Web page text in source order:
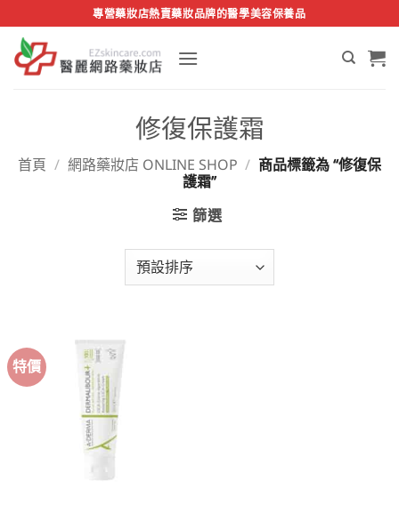
to
content
專營藥妝店熱賣藥妝品牌的醫學美容保養品
修復保護霜
首頁 / 網路藥妝店 ONLINE SHOP / 商品標籤為 “修復保
護霜”
篩選
特價